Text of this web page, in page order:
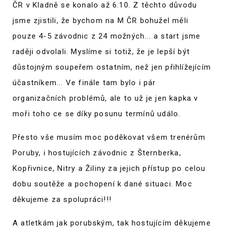
ČR v Kladně se konalo až 6.10. Z těchto důvodu
jsme zjistili, že bychom na M ČR bohužel měli
pouze 4-5 závodnic z 24 možných... a start jsme
raději odvolali. Myslíme si totiž, že je lepší být
důstojným soupeřem ostatním, než jen přihlížejícím
účastníkem... Ve finále tam bylo i pár
organizačních problémů, ale to už je jen kapka v
moři toho ce se díky posunu termínů událo.
Přesto vše musím moc poděkovat všem trenérům
Poruby, i hostujících závodnic z Šternberka,
Kopřivnice, Nitry a Žiliny za jejich přístup po celou
dobu soutěže a pochopení k dané situaci. Moc
děkujeme za spolupráci!!!
A atletkám jak porubským, tak hostujícím děkujeme